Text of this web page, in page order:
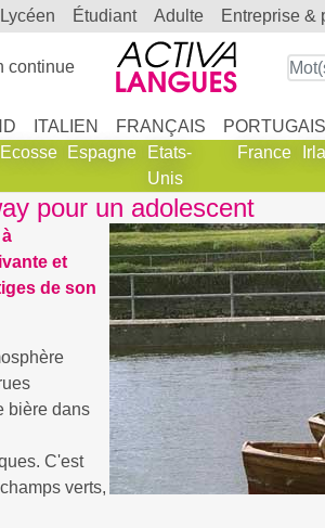
lycéen étudiant adulte entreprise
continue
ITALIEN FRANÇAIS PORTUGAIS
Ecosse Espagne
Etats-
Unis
France
pour un adolescent
à
et
de son
bière dans
C'est
verts,